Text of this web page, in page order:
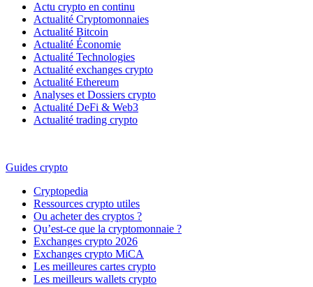
Actu crypto en continu
Actualité Cryptomonnaies
Actualité Bitcoin
Actualité Économie
Actualité Technologies
Actualité exchanges crypto
Actualité Ethereum
Analyses et Dossiers crypto
Actualité DeFi & Web3
Actualité trading crypto
Guides crypto
Cryptopedia
Ressources crypto utiles
Ou acheter des cryptos ?
Qu’est-ce que la cryptomonnaie ?
Exchanges crypto 2026
Exchanges crypto MiCA
Les meilleures cartes crypto
Les meilleurs wallets crypto